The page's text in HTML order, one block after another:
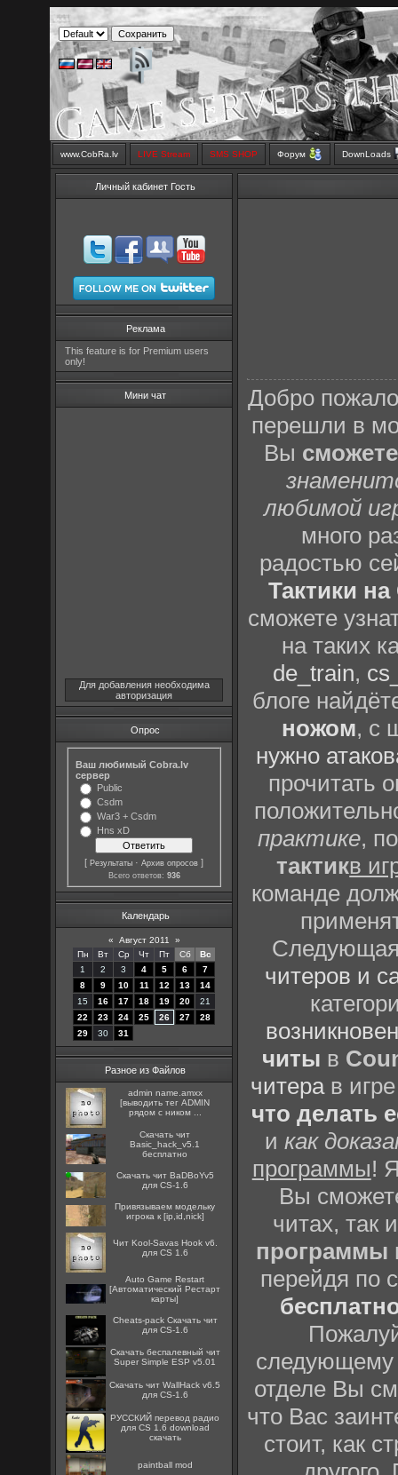
www.CobRa.lv LIVE Stream SMS SHOP Форум DownLoads
Личный кабинет Гость
Реклама
This feature is for Premium users
only!
Мини чат
Для добавления необходима
авторизация
Опрос
Ваш любимый Cobra.lv
сервер
Public
Csdm
War3 + Csdm
Hns xD
[Результаты ·Архив опросов ]
Всего ответов: 936
Календарь
« Август 2011
»
Пн
Вт Ср Чт Пт Сб
Вс
1
2 3 4 5 6
7
8
9 10 11 12 13
14
15
16 17 18 19 20
21
22
23 24 25 26 27
28
29
30 31
Разное из Файлов
admin name.amxx
[выводить тег ADMIN
рядом с ником ...
Скачать чит
Basic_hack_v5.1
бесплатно
Скачать чит BaDBoYv5
для CS-1.6
Привязываем модельку
игрока к [ip,id,nick]
Чит Kool-Savas Hook v6.
для CS 1.6
Auto Game Restart
[Автоматический Рестарт
карты]
Cheats-pack Скачать чит
для CS-1.6
Скачать беспалевный чит
Super Simple ESP v5.01
Скачать чит WallHack v6.5
для CS-1.6
РУССКИЙ перевод радио
для CS 1.6 download
скачать
paintball mod
Добро
перешли в
Вы
любимой
много
радостью
Тактики
сможете
на таких
de_train,
блоге
ножом, с
нужно
прочитать
практике,
тактикв
команде
Следующая
читеров и
читы в
читерав
что делать
икак
программы!
Вы
читах, так
программы
перейдя по
отделе Вы
что Вас
стоит, как